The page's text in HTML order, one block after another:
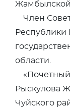
Жамбылской
Член
Республики
области.
«Почетный
Рыскулова
Чуйского